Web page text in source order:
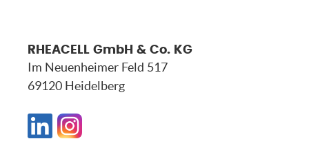
RHEACELL GmbH & Co. KG
Im Neuenheimer Feld 517
69120 Heidelberg